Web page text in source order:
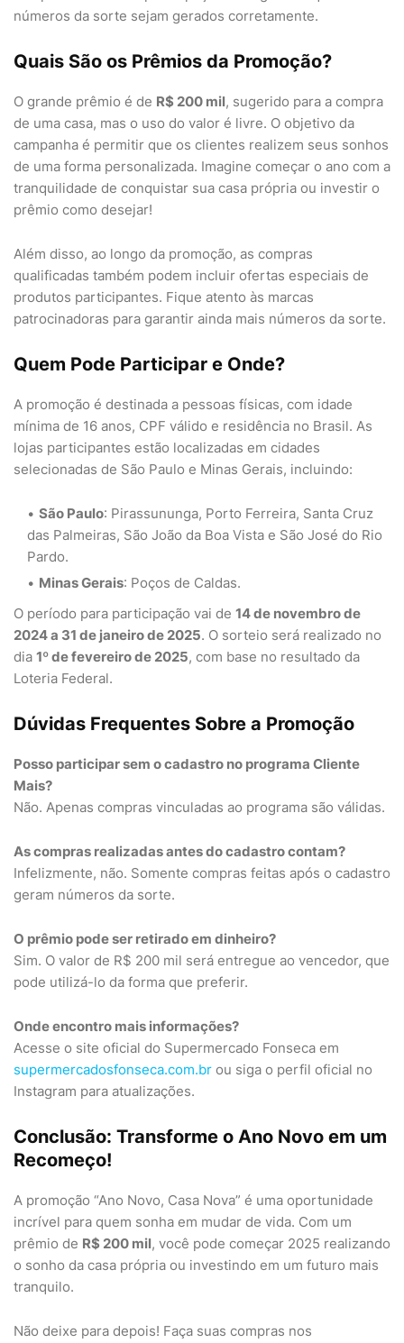
números da sorte sejam gerados corretamente.
Quais São os Prêmios da Promoção?
O grande prêmio é de R$ 200 mil, sugerido para a compra
de uma casa, mas o uso do valor é livre. O objetivo da
campanha é permitir que os clientes realizem seus sonhos
de uma forma personalizada. Imagine começar o ano com a
tranquilidade de conquistar sua casa própria ou investir o
prêmio como desejar!
Além disso, ao longo da promoção, as compras
qualificadas também podem incluir ofertas especiais de
produtos participantes. Fique atento às marcas
patrocinadoras para garantir ainda mais números da sorte.
Quem Pode Participar e Onde?
A promoção é destinada a pessoas físicas, com idade
mínima de 16 anos, CPF válido e residência no Brasil. As
lojas participantes estão localizadas em cidades
selecionadas de São Paulo e Minas Gerais, incluindo:
São Paulo: Pirassununga, Porto Ferreira, Santa Cruz
das Palmeiras, São João da Boa Vista e São José do Rio
Pardo.
Minas Gerais: Poços de Caldas.
O período para participação vai de 14 de novembro de
2024 a 31 de janeiro de 2025. O sorteio será realizado no
dia 1º de fevereiro de 2025, com base no resultado da
Loteria Federal.
Dúvidas Frequentes Sobre a Promoção
Posso participar sem o cadastro no programa Cliente
Mais?
Não. Apenas compras vinculadas ao programa são válidas.
As compras realizadas antes do cadastro contam?
Infelizmente, não. Somente compras feitas após o cadastro
geram números da sorte.
O prêmio pode ser retirado em dinheiro?
Sim. O valor de R$ 200 mil será entregue ao vencedor, que
pode utilizá-lo da forma que preferir.
Onde encontro mais informações?
Acesse o site oficial do Supermercado Fonseca em
supermercadosfonseca.com.br ou siga o perfil oficial no
Instagram para atualizações.
Conclusão: Transforme o Ano Novo em um
Recomeço!
A promoção “Ano Novo, Casa Nova” é uma oportunidade
incrível para quem sonha em mudar de vida. Com um
prêmio de R$ 200 mil, você pode começar 2025 realizando
o sonho da casa própria ou investindo em um futuro mais
tranquilo.
Não deixe para depois! Faça suas compras nos